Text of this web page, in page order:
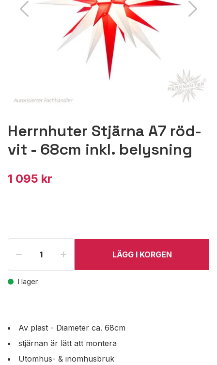
Herrnhuter Stjärna A7 röd-
vit - 68cm inkl. belysning
1 095 kr
LÄGG I KORGEN
I lager
Av plast - Diameter ca. 68cm
stjärnan är lätt att montera
Utomhus- & inomhusbruk